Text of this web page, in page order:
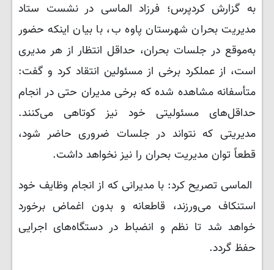
به گزارش کردپرس؛ فرزاد الماسی در نشست ستاد
مدیریت بحران شهرستان پاوه ب، با بیان اینکه حضور
به‌موقع در جلسات بحران، حداقل انتظار از هر مدیری
است، از عملکرد برخی از مسئولین انتقاد کرد و گفت:
متأسفانه مشاهده شده که برخی مدیران حتی در انجام
حداقل‌های مسئولیتی خود نیز کوتاهی می‌کنند.
مدیریتی که نتواند در جلسات ضروری حاضر شود،
قطعاً توان مدیریت بحران را نیز نخواهد داشت.
الماسی تصریح کرد: با مدیرانی که از انجام وظایف خود
استنکاف می‌ورزند، قاطعانه و بدون اغماض برخورد
خواهد شد تا نظم و انضباط در دستگاه‌های اجرایی
حفظ گردد.